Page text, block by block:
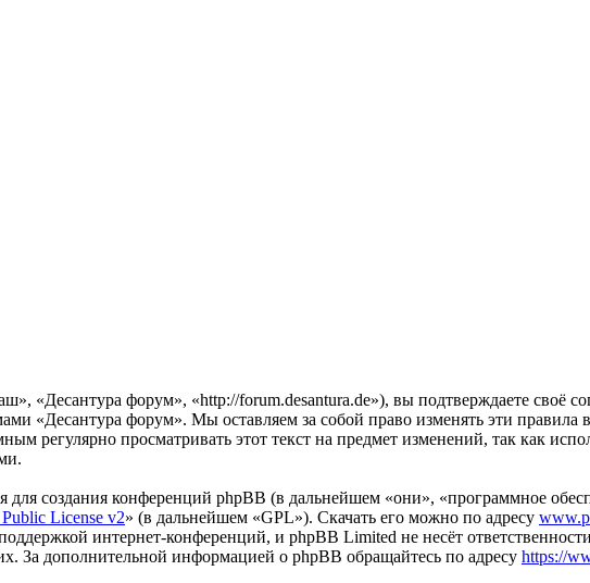
«Десантура форум», «http://forum.desantura.de»), вы подтверждаете своё
«Десантура форум». Мы оставляем за собой право изменять эти правила
регулярно просматривать этот текст на предмет изменений, так как
создания конференций phpBB (в дальнейшем «они», «программное
License v2» (в дальнейшем «GPL»). Скачать его можно по адресу
интернет-конференций, и phpBB Limited не несёт
За дополнительной информацией о phpBB обращайтесь по адресу https://